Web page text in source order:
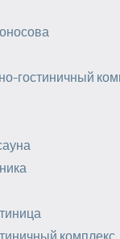
гостиничный
комплекс